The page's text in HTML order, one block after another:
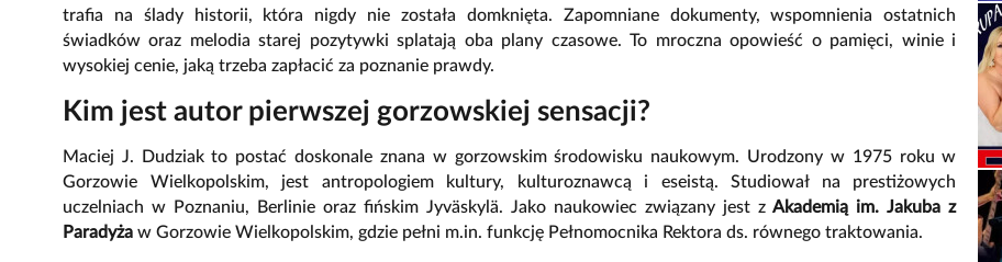
trafia na ślady historii, która nigdy nie została domknięta. Zapomniane dokumenty, wspomnienia ostatnich
świadków oraz melodia starej pozytywki splatają oba plany czasowe. To mroczna opowieść o pamięci, winie i
wysokiej cenie, jaką trzeba zapłacić za poznanie prawdy.
Kim jest autor pierwszej gorzowskiej sensacji?
Maciej J. Dudziak to postać doskonale znana w gorzowskim środowisku naukowym. Urodzony w 1975 roku w
Gorzowie Wielkopolskim, jest antropologiem kultury, kulturoznawcą i eseistą. Studiował na prestiżowych
uczelniach w Poznaniu, Berlinie oraz fińskim Jyväskylä. Jako naukowiec związany jest zAkademią im. Jakuba z
Paradyża w Gorzowie Wielkopolskim, gdzie pełni m.in. funkcję Pełnomocnika Rektora ds. równego traktowania.